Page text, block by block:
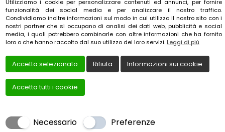
Instagram Linkedin
YouTube Patreon
Creato daLocal Web – Agenzia Web Marketing Milano
TSRFNC73C55G273F | Tutti i diritti riservati.
Utilizziamo i cookie per personalizzare contenuti ed annunci, per fornire
funzionalità dei social media e per analizzare il nostro traffico.
Condividiamo inoltre informazioni sul modo in cui utilizza il nostro sito con i
nostri partner che si occupano di analisi dei dati web, pubblicità e social
media, i quali potrebbero combinarle con altre informazioni che ha fornito
loro o che hanno raccolto dal suo utilizzo dei loro servizi. Leggi di più
Accetta selezionato Rifiuta Informazioni sui cookie
Accetta tutti i cookie
Necessario Preferenze